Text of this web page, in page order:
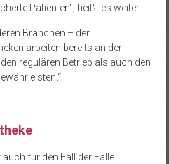
Patienten“, heißt es weiter.
Branchen – der
arbeiten bereits an der
regulären Betrieb als auch den
für den Fall der Fälle